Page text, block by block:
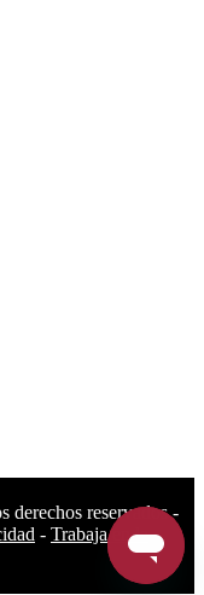
derechos reservados -
- Trabaja en la